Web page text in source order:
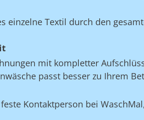
einzelne Textil durch den
mit kompletter
passt besser zu Ihrem
Kontaktperson bei